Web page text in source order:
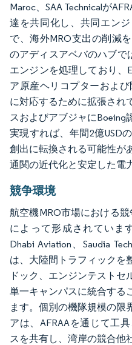
Maroc、SAA Technicalが
達を共同化し、共同エン
で、海外MRO支出の削減
のアディスアベバのハブで
エンジンを処理しており、
ア原産ヘリコプターおよ
に対応するために拡張され
スおよびアブジャにBoeing
実現すれば、年間2億USD
創出に転換される可能性が
通関の近代化と安定した電
競争環境
航空機MRO市場における
によって形成されていま
Dhabi Aviation、Saudia
は、大陸間トラフィックを
ドック、エンジンテストセ
単一キャンパスに統合する
ます。個別の機隊規模の限
アは、AFRAAを通じて工
スを共有し、湾岸の競合他